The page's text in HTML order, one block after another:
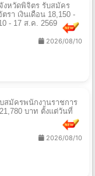
งหวัดพิจิตร รับสมัคร
รา เงินเดือน 18,150 -
- 17 ส.ค. 2569
2026/08/10
สมัครพนักงานราชการ
บาท ตั้งแต่วันที่
2026/08/10